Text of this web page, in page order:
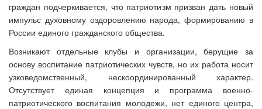
граждан подчеркивается, что патриотизм призван дать новый
импульс духовному оздоровлению народа, формированию в
России единого гражданского общества.
Возникают отдельные клубы и организации, берущие за
основу воспитание патриотических чувств, но их работа носит
узковедомственный, нескоординированный характер.
Отсутствует единая концепция и программа военно-
патриотического воспитания молодежи, нет единого центра,